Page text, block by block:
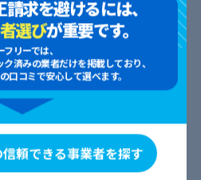
まえて、コストパフォーマンスが
です。
みる
ニング料金は割安！換
頼するメリット
求を避けるには、
選びが重要です。
フリーでは、
済みの業者だけを掲載しており、
口コミで安心して選べます。
頼できる事業者を探す